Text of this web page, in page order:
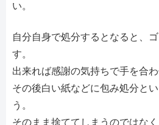
い。
自分自身で処分するとなると、
す。
出来れば感謝の気持ちで手を合
その後白い紙などに包み処分と
う。
そのまま捨ててしまうのではな